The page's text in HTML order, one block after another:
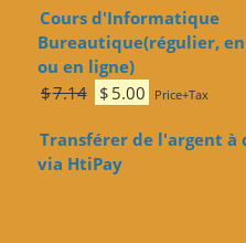
prix
initial
était :
$7.14.
actuel
est :
$5.00.
Cours d'Informatique
Bureautique(régulier,
ou en ligne)
$7.14
Le
initial
était :
$ 5.00 Le
actuel
Price+Tax
Transférer de l'argent à
via HtiPay